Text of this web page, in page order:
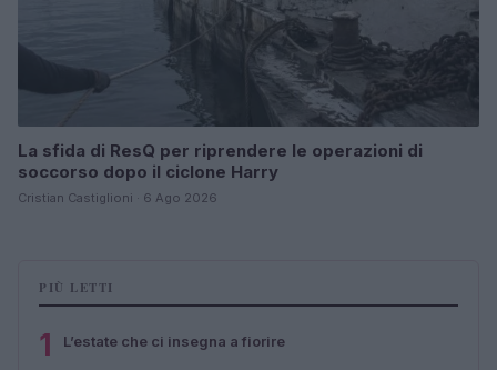
La sfida di ResQ per riprendere le operazioni di
soccorso dopo il ciclone Harry
Cristian Castiglioni · 6 Ago 2026
PIÙ LETTI
1 L’estate che ci insegna a fiorire